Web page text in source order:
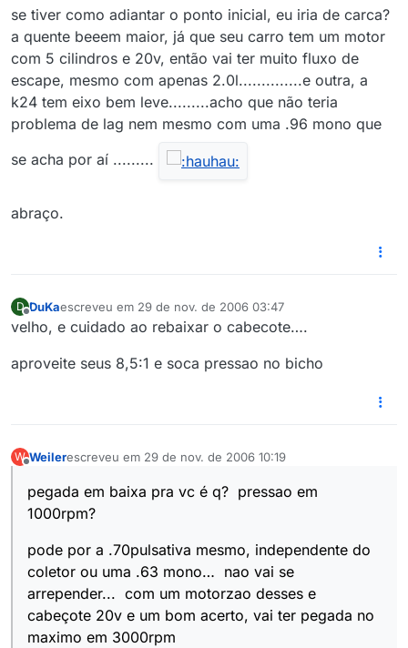
se tiver como adiantar o ponto inicial, eu iria de carca?
a quente beeem maior, já que seu carro tem um motor
com 5 cilindros e 20v, então vai ter muito fluxo de
escape, mesmo com apenas 2.0l..............e outra, a
k24 tem eixo bem leve.........acho que não teria
problema de lag nem mesmo com uma .96 mono que
se acha por aí .........
abraço.
D
Offline
DuKaescreveu em 29 de nov. de 2006 03:47
última edição por
velho, e cuidado ao rebaixar o cabecote….
aproveite seus 8,5:1 e soca pressao no bicho
W Weilerescreveu em 29 de nov. de 2006 10:19
última edição por
pegada em baixa pra vc é q? pressao em
1000rpm?
pode por a .70pulsativa mesmo, independente do
coletor ou uma .63 mono… nao vai se
arrepender... com um motorzao desses e
cabeçote 20v e um bom acerto, vai ter pegada no
maximo em 3000rpm